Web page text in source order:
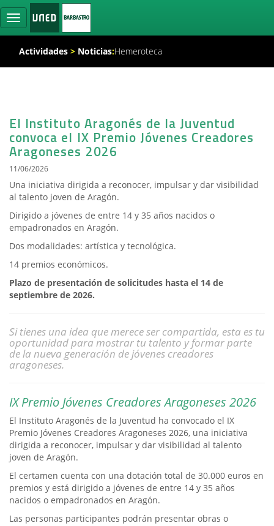
Ocultar
navegación
Actividades > Noticias:Hemeroteca
El Instituto Aragonés de la Juventud
convoca el IX Premio Jóvenes Creadores
Aragoneses 2026
11/06/2026
Una iniciativa dirigida a reconocer, impulsar y dar visibilidad
al talento joven de Aragón.
Dirigido a jóvenes de entre 14 y 35 años nacidos o
empadronados en Aragón.
Dos modalidades: artística y tecnológica.
14 premios económicos.
Plazo de presentación de solicitudes hasta el 14 de
septiembre de 2026.
Si tienes una idea que merece ser compartida, esta es tu
oportunidad para mostrar tu talento y formar parte
de la nueva generación de jóvenes creadores
aragoneses.
IX Premio Jóvenes Creadores Aragoneses 2026
El Instituto Aragonés de la Juventud ha convocado el IX
Premio Jóvenes Creadores Aragoneses 2026, una iniciativa
dirigida a reconocer, impulsar y dar visibilidad al talento
joven de Aragón.
El certamen cuenta con una dotación total de 30.000 euros en
premios y está dirigido a jóvenes de entre 14 y 35 años
nacidos o empadronados en Aragón.
Las personas participantes podrán presentar obras o